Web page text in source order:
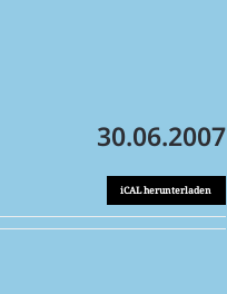
30.06.2007
iCAL herunterladen